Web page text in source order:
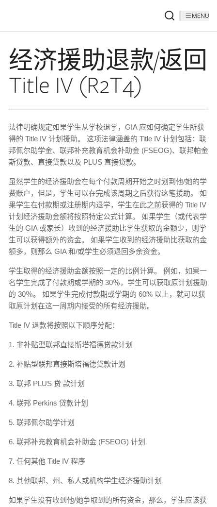
MENU
经济援助退款/返回
Title IV (R2T4)
法律明确规定如果学生从学校退学，GIA 应如何确定学生所获
得的 Title IV 计划援助。 这项法律涵盖的 Title IV 计划包括：联
邦佩尔助学金、联邦补充教育机会补助金 (FSEOG)、联邦帕金
斯贷款、直接贷款以及 PLUS 直接贷款。
虽然学生的经济援助会在每个付款周期开始之时划到他/她的学
费账户，但是，学生可以在完成该周期之后获得这笔援助。 如
果学生在付款期或注册期内退学，学生在此之前获得的 Title IV
计划经济援助金额将按照特定公式计算。 如果学生（或代表学
生的 GIA 或家长）收到的经济援助比学生获取的金额少，则学
生可以获得额外的资金。 如果学生收到的经济援助比获取的金
额多，则那么 GIA 和/或学生必须退回多余资金。
学生取得的经济援助金额按照一定的比例计算。 例如，如果一
名学生完成了付款期或学期的 30％，学生可以获取原计划援助
的 30％。 如果学生完成付款期或学期的 60% 以上，就可以获
取原计划在这一周期内接受的所有经济援助。
Title IV 退款将按照以下顺序分配：
1. 非补贴型联邦直接斯塔福德贷款计划
2. 补贴型联邦直接斯塔福德贷款计划
3. 联邦 PLUS 贷 款计划
4. 联邦 Perkins 贷款计划
5. 联邦佩尔助学计划
6. 联邦补充教育机会补助金 (FSEOG) 计划
7. 任何其他 Title IV 程序
8. 其他联邦、州、私人或机构学生经济援助计划
如果学生没有收到他/她争取到的所有资金，那么，学生应该获